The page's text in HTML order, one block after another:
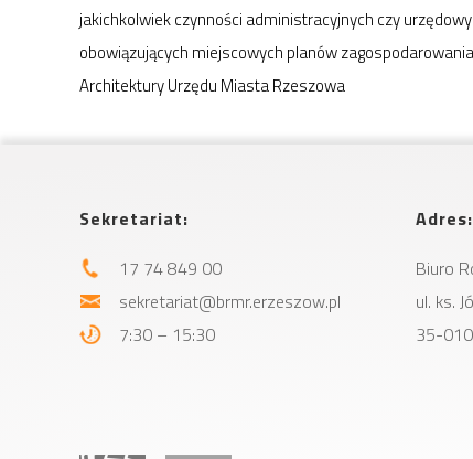
jakichkolwiek czynności administracyjnych czy
obowiązujących miejscowych planów
Architektury Urzędu Miasta Rzeszowa
Sekretariat:
17 74 849 00
sekretariat@brmr.erzeszow.pl
7:30 – 15:30
Adres:
Biuro
ul. ks.
35-